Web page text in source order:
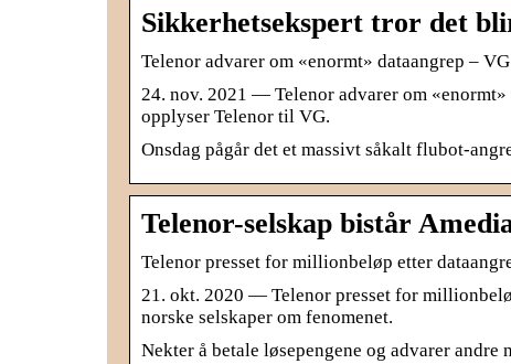
Sikkerhetsekspert tror det
Telenor advarer om «enormt» dataangrep –
24. nov. 2021 — Telenor advarer om
opplyser Telenor til VG.
Onsdag pågår det et massivt såkalt flubot-
Telenor-selskap bistår
Telenor presset for millionbeløp etter
21. okt. 2020 — Telenor presset for
norske selskaper om fenomenet.
Nekter å betale løsepengene og advarer andre